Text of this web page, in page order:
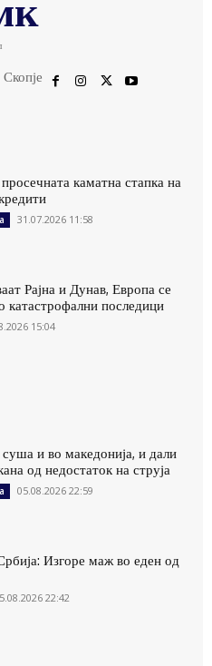
каматна стапка на
31.07.2026 11:58
Рајна и Дунав, Европа се
катастрофални последици
15:04
и во македонија, и дали
од недостаток на струја
05.08.2026 22:59
Изгоре маж во еден од
22:42